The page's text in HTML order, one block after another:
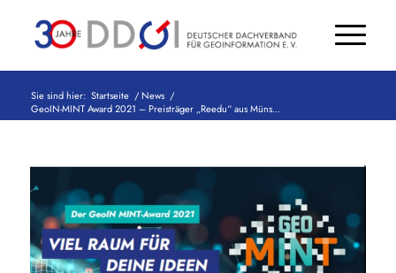
Sie sind hier: Startseite /News /
GeoIN-MINT Award 2021 – Preisträger „Reedu“ aus Müns...